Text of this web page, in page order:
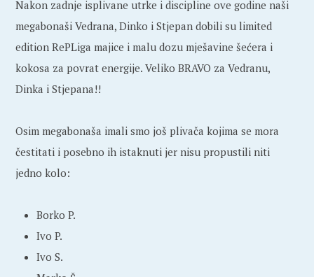
Nakon zadnje isplivane utrke i discipline ove godine naši
megabonaši Vedrana, Dinko i Stjepan dobili su limited
edition RePLiga majice i malu dozu mješavine šećera i
kokosa za povrat energije. Veliko BRAVO za Vedranu,
Dinka i Stjepana!!
Osim megabonaša imali smo još plivača kojima se mora
čestitati i posebno ih istaknuti jer nisu propustili niti
jedno kolo:
Borko P.
Ivo P.
Ivo S.